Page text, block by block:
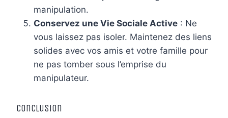
manipulation.
Conservez une Vie Sociale Active : Ne
vous laissez pas isoler. Maintenez des liens
solides avec vos amis et votre famille pour
ne pas tomber sous l’emprise du
manipulateur.
Conclusion